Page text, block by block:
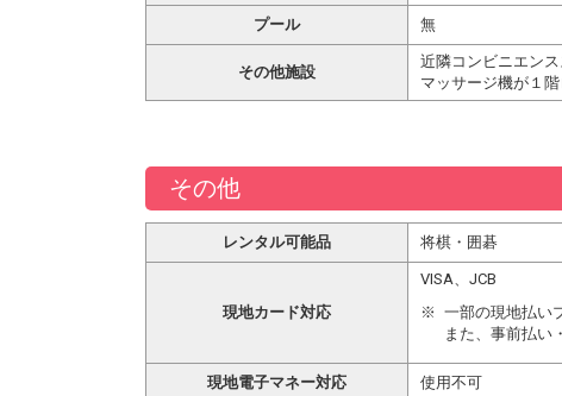
プール 無
その他施設
近隣コンビニエン
マッサージ機が１
その他
レンタル可能品 将棋・囲碁
現地カード対応
VISA、JCB
一部の現地払い
また、事前払い
現地電子マネー対応 使用不可